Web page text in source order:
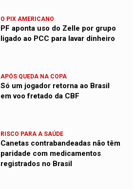
O PIX AMERICANO
PF aponta uso do Zelle por grupo
ligado ao PCC para lavar dinheiro
APÓS QUEDA NA COPA
Só um jogador retorna ao Brasil
em voo fretado da CBF
RISCO PARA A SAÚDE
Canetas contrabandeadas não têm
paridade com medicamentos
registrados no Brasil